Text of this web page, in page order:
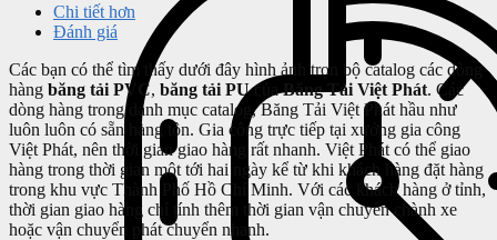
Chi tiết hơn
Đánh giá
Các bạn có thể tìm thấy dưới đây hình ảnh trọn bộ catalog các dòng
hàng băng tải PVC, băng tải PUcủaBăng Tải Việt Phát. Các
dòng hàng trong danh mục catalog, Băng Tải Việt Phát hầu như
luôn luôn có sẵn hàng tồn. Gia công trực tiếp tại xưởng gia công
Việt Phát, nên thời gian giao hàng rất nhanh. Việt Phát có thể giao
hàng trong thời gian một tới hai ngày kể từ khi khách hàng đặt hàng
trong khu vực Thành Phố Hồ Chí Minh. Với các khách hàng ở tỉnh,
thời gian giao hàng chỉ tính thêm thời gian vận chuyển chành xe
hoặc vận chuyển phát chuyển nhanh.